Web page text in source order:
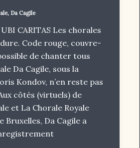
, Da Cagile
CARITAS Les chorales
Code rouge, couvre-
de chanter tous
Da Cagile, sous la
Kondov, n’en reste pas
côtés (virtuels) de
et La Chorale Royale
Bruxelles, Da Cagile a